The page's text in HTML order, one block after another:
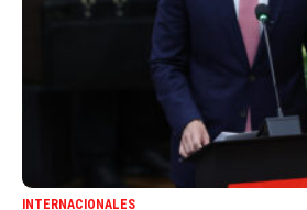
INTERNACIONALES